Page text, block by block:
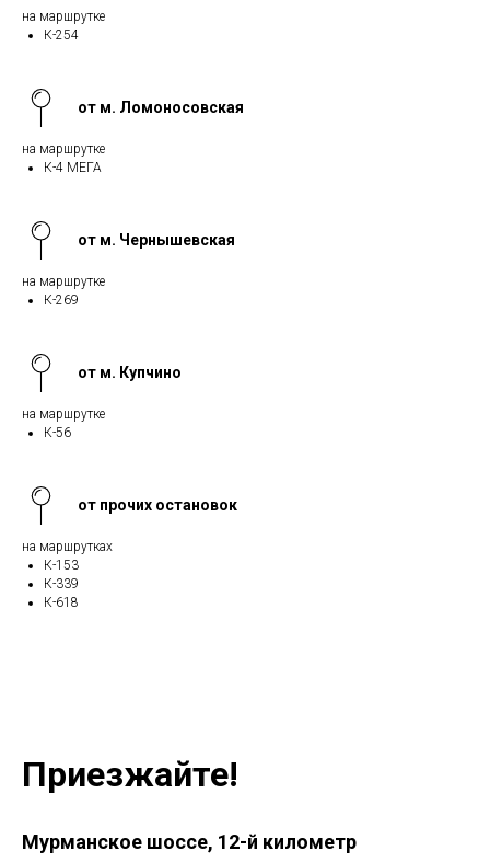
на маршрутке
К-254
от м. Ломоносовская
на маршрутке
К-4 МЕГА
от м. Чернышевская
на маршрутке
К-269
от м. Купчино
на маршрутке
К-56
от прочих остановок
на маршрутках
К-153
К-339
К-618
Приезжайте!
Мурманское шоссе, 12-й километр